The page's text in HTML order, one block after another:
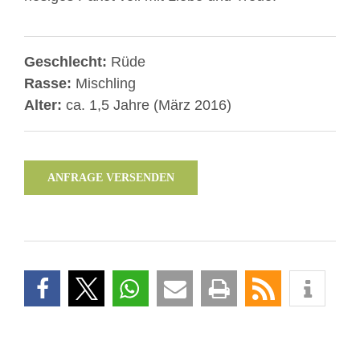
Geschlecht: Rüde
Rasse: Mischling
Alter: ca. 1,5 Jahre (März 2016)
ANFRAGE VERSENDEN